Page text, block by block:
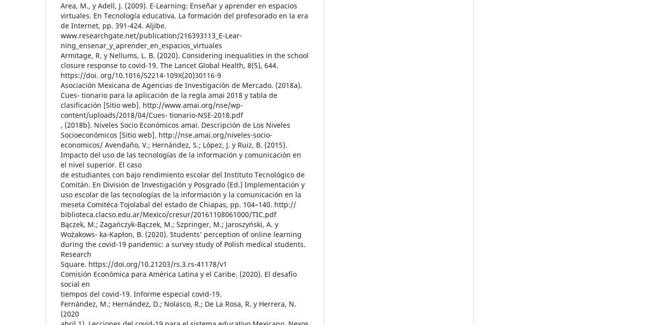
Area, M., y Adell, J. (2009). E-Learning: Enseñar y aprender en espacios
virtuales. En Tecnología educativa. La formación del profesorado en la era
de Internet, pp. 391-424. Aljibe.
www.researchgate.net/publication/216393113_E-Lear-
ning_ensenar_y_aprender_en_espacios_virtuales
Armitage, R. y Nellums, L. B. (2020). Considering inequalities in the school
closure response to covid-19. The Lancet Global Health, 8(5), 644.
https://doi. org/10.1016/S2214-109X(20)30116-9
Asociación Mexicana de Agencias de Investigación de Mercado. (2018a).
Cues- tionario para la aplicación de la regla amai 2018 y tabla de
clasificación [Sitio web]. http://www.amai.org/nse/wp-
content/uploads/2018/04/Cues- tionario-NSE-2018.pdf
, (2018b). Niveles Socio Económicos amai. Descripción de Los Niveles
Socioeconómicos [Sitio web]. http://nse.amai.org/niveles-socio-
economicos/ Avendaño, V.; Hernández, S.; López, J. y Ruiz, B. (2015).
Impacto del uso de las tecnologías de la información y comunicación en
el nivel superior. El caso
de estudiantes con bajo rendimiento escolar del Instituto Tecnológico de
Comitán. En División de Investigación y Posgrado (Ed.) Implementación y
uso escolar de las tecnologías de la información y la comunicación en la
meseta Comitéca Tojolabal del estado de Chiapas, pp. 104–140. http://
biblioteca.clacso.edu.ar/Mexico/cresur/20161108061000/TIC.pdf
Bączek, M.; Zagańczyk-Bączek, M.; Szpringer, M.; Jaroszyński, A. y
Wożakows- ka-Kapłon, B. (2020). Students’ perception of online learning
during the covid-19 pandemic: a survey study of Polish medical students.
Research
Square. https://doi.org/10.21203/rs.3.rs-41178/v1
Comisión Económica para América Latina y el Caribe. (2020). El desafío
social en
tiempos del covid-19. Informe especial covid-19.
Fernández, M.; Hernández, D.; Nolasco, R.; De La Rosa, R. y Herrera, N.
(2020